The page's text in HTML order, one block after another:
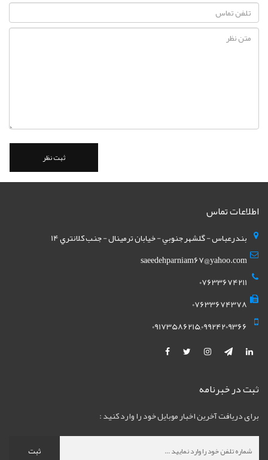
اطلاعات تماس
بندرعباس - گلشهر جنوبي - خيابان ترمينال - جنب کلانتري 14
saeedehparniam67@yahoo.com
07633674211
07633674378
09173586215,09924209366
ثبت در خبرنامه
برای دریافت آخرین اخبار موبایل خود را وارد کنید :
ثبت